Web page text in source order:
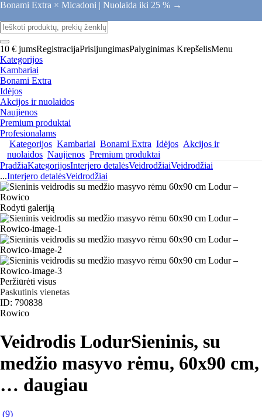
Bonami Extra × Micadoni | Nuolaida iki 25 % →
10 € jumsRegistracijaPrisijungimasPalyginimas KrepšelisMenu
Kategorijos
Kambariai
Bonami Extra
Idėjos
Akcijos ir nuolaidos
Naujienos
Premium produktai
Profesionalams
Kategorijos Kambariai Bonami Extra Idėjos Akcijos ir
nuolaidos Naujienos Premium produktai
PradžiaKategorijosInterjero detalėsVeidrodžiaiVeidrodžiai
...Interjero detalėsVeidrodžiai
Rodyti galeriją
Peržiūrėti visus
Paskutinis vienetas
ID: 790838
Rowico
Veidrodis LodurSieninis, su
medžio masyvo rėmu, 60x90 cm,
… daugiau
(9)